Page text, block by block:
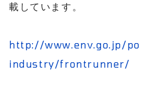
載しています。
http://www.env.go.jp/
industry/frontrunner/